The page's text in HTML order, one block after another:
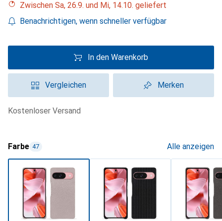
Zwischen Sa, 26.9. und Mi, 14.10. geliefert
Benachrichtigen, wenn schneller verfügbar
In den Warenkorb
Vergleichen Merken
kostenloser Versand
Farbe 47 Alle anzeigen